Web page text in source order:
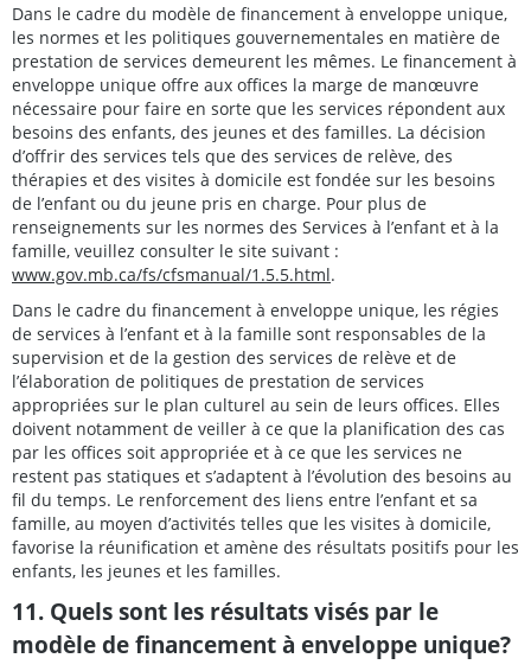
Dans le cadre du modèle de financement à enveloppe unique,
les normes et les politiques gouvernementales en matière de
prestation de services demeurent les mêmes. Le financement à
enveloppe unique offre aux offices la marge de manœuvre
nécessaire pour faire en sorte que les services répondent aux
besoins des enfants, des jeunes et des familles. La décision
d’offrir des services tels que des services de relève, des
thérapies et des visites à domicile est fondée sur les besoins
de l’enfant ou du jeune pris en charge. Pour plus de
renseignements sur les normes des Services à l’enfant et à la
famille, veuillez consulter le site suivant :
www.gov.mb.ca/fs/cfsmanual/1.5.5.html.
Dans le cadre du financement à enveloppe unique, les régies
de services à l’enfant et à la famille sont responsables de la
supervision et de la gestion des services de relève et de
l’élaboration de politiques de prestation de services
appropriées sur le plan culturel au sein de leurs offices. Elles
doivent notamment de veiller à ce que la planification des cas
par les offices soit appropriée et à ce que les services ne
restent pas statiques et s’adaptent à l’évolution des besoins au
fil du temps. Le renforcement des liens entre l’enfant et sa
famille, au moyen d’activités telles que les visites à domicile,
favorise la réunification et amène des résultats positifs pour les
enfants, les jeunes et les familles.
11. Quels sont les résultats visés par le
modèle de financement à enveloppe unique?